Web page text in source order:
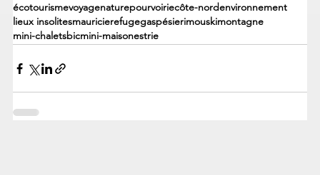
écotourismevoyagenaturepourvoiriecôte-nordenvironnement
lieux insolitesmauricierefugegaspésierimouskimontagne
mini-chaletsbicmini-maisonestrie